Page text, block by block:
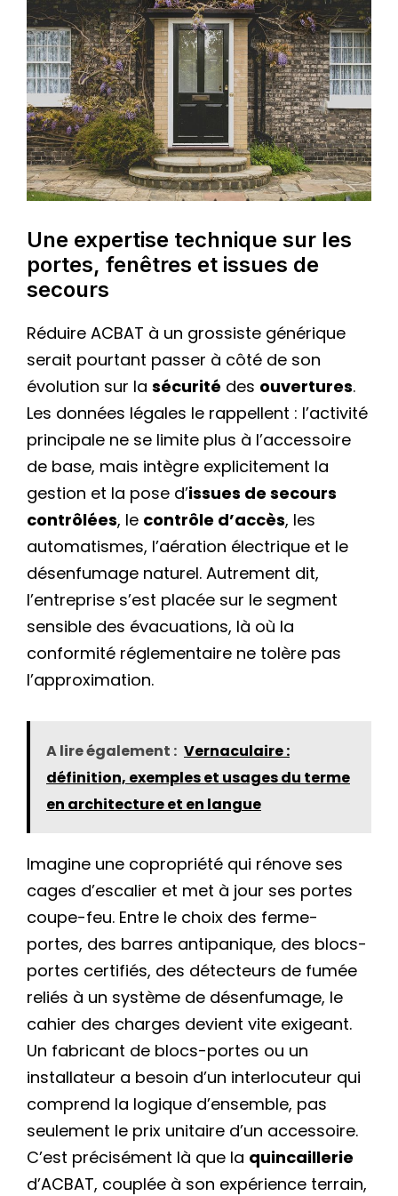
Une expertise technique sur les
portes, fenêtres et issues de
secours
Réduire ACBAT à un grossiste générique
serait pourtant passer à côté de son
évolution sur la sécurité des ouvertures.
Les données légales le rappellent : l’activité
principale ne se limite plus à l’accessoire
de base, mais intègre explicitement la
gestion et la pose d’issues de secours
contrôlées, le contrôle d’accès, les
automatismes, l’aération électrique et le
désenfumage naturel. Autrement dit,
l’entreprise s’est placée sur le segment
sensible des évacuations, là où la
conformité réglementaire ne tolère pas
l’approximation.
A lire également : Vernaculaire :
définition, exemples et usages du terme
en architecture et en langue
Imagine une copropriété qui rénove ses
cages d’escalier et met à jour ses portes
coupe-feu. Entre le choix des ferme-
portes, des barres antipanique, des blocs-
portes certifiés, des détecteurs de fumée
reliés à un système de désenfumage, le
cahier des charges devient vite exigeant.
Un fabricant de blocs-portes ou un
installateur a besoin d’un interlocuteur qui
comprend la logique d’ensemble, pas
seulement le prix unitaire d’un accessoire.
C’est précisément là que la quincaillerie
d’ACBAT, couplée à son expérience terrain,